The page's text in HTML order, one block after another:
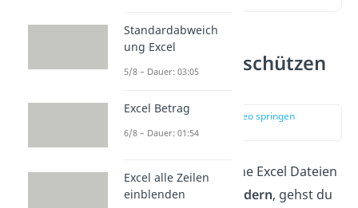
Excel Passwort schützen
— Anleitung
zur Stelle im Video springen
(00:14)
Um den Zugriffauf deine Excel Dateien
durch Andere zu
verhindern, gehst du
Standardabweich
ung Excel
5/8 – Dauer: 03:05
Excel Betrag
6/8 – Dauer: 01:54
Excel alle Zeilen
einblenden